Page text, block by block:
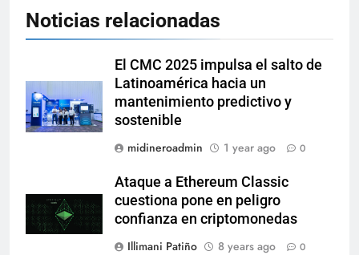
Noticias relacionadas
El CMC 2025 impulsa el salto de
Latinoamérica hacia un
mantenimiento predictivo y
sostenible
midineroadmin
1 year ago 0
Ataque a Ethereum Classic
cuestiona pone en peligro
confianza en criptomonedas
Illimani Patiño
8 years ago 0